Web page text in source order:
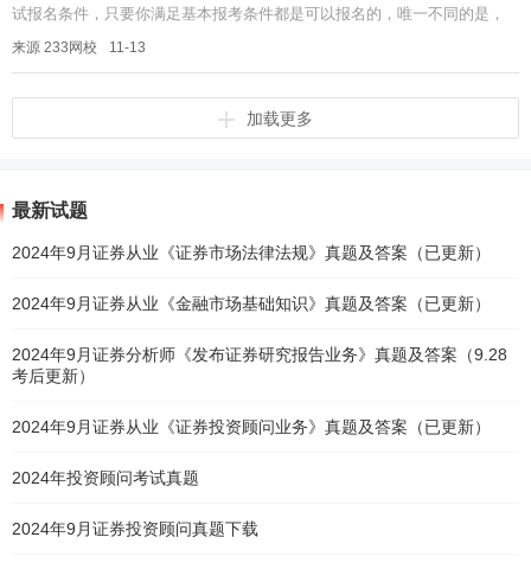
试报名条件，只要你满足基本报考条件都是可以报名的，唯一不同的是，
证券专场考试，需要证券机构集体报名，个人考生需要等待统考。想要报
来源 233网校 11-13
加载更多
最新试题
2024年9月证券从业《证券市场法律法规》真题及答案（已更新）
2024年9月证券从业《金融市场基础知识》真题及答案（已更新）
2024年9月证券分析师《发布证券研究报告业务》真题及答案（9.28
考后更新）
2024年9月证券从业《证券投资顾问业务》真题及答案（已更新）
2024年投资顾问考试真题
2024年9月证券投资顾问真题下载